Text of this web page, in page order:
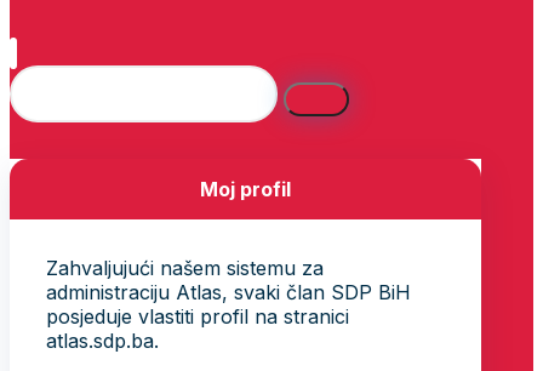
Moj profil
Zahvaljujući našem sistemu za
administraciju Atlas, svaki član SDP BiH
posjeduje vlastiti profil na stranici
atlas.sdp.ba.